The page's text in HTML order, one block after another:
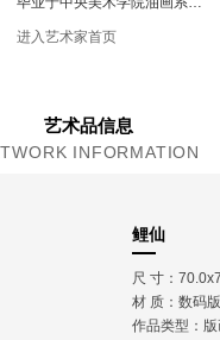
新西兰美术家协会理事
进入艺术家首页
艺术品信息
INFORMATION
鲤仙
尺 寸：
材 质： 数码版
作品类型：